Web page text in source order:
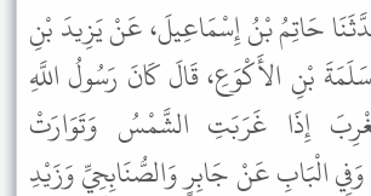
حَاتِمُ بْنُ إِسْمَاعِيلَ، عَنْ يَزِيدَ بْنِ
بْنِ الأَكْوَعِ، قَالَ كَانَ رَسُولُ اللَّهِ
إِذَا غَرَبَتِ الشَّمْسُ وَتَوَارَتْ
الْبَابِ عَنْ جَابِرٍ وَالصُّنَابِحِيِّ وَزَيْدِ